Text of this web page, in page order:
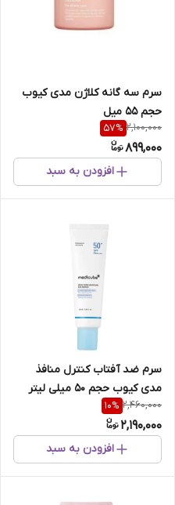
سرم سه گانه کلاژن مدی کیوب
حجم 55 میل
2,100,000
57%
899,000
افزودن به سبد
سرم ضد آفتاب کنترل منافذ
مدی کیوب حجم 50 میلی لیتر
2,460,000
10%
2,190,000
افزودن به سبد